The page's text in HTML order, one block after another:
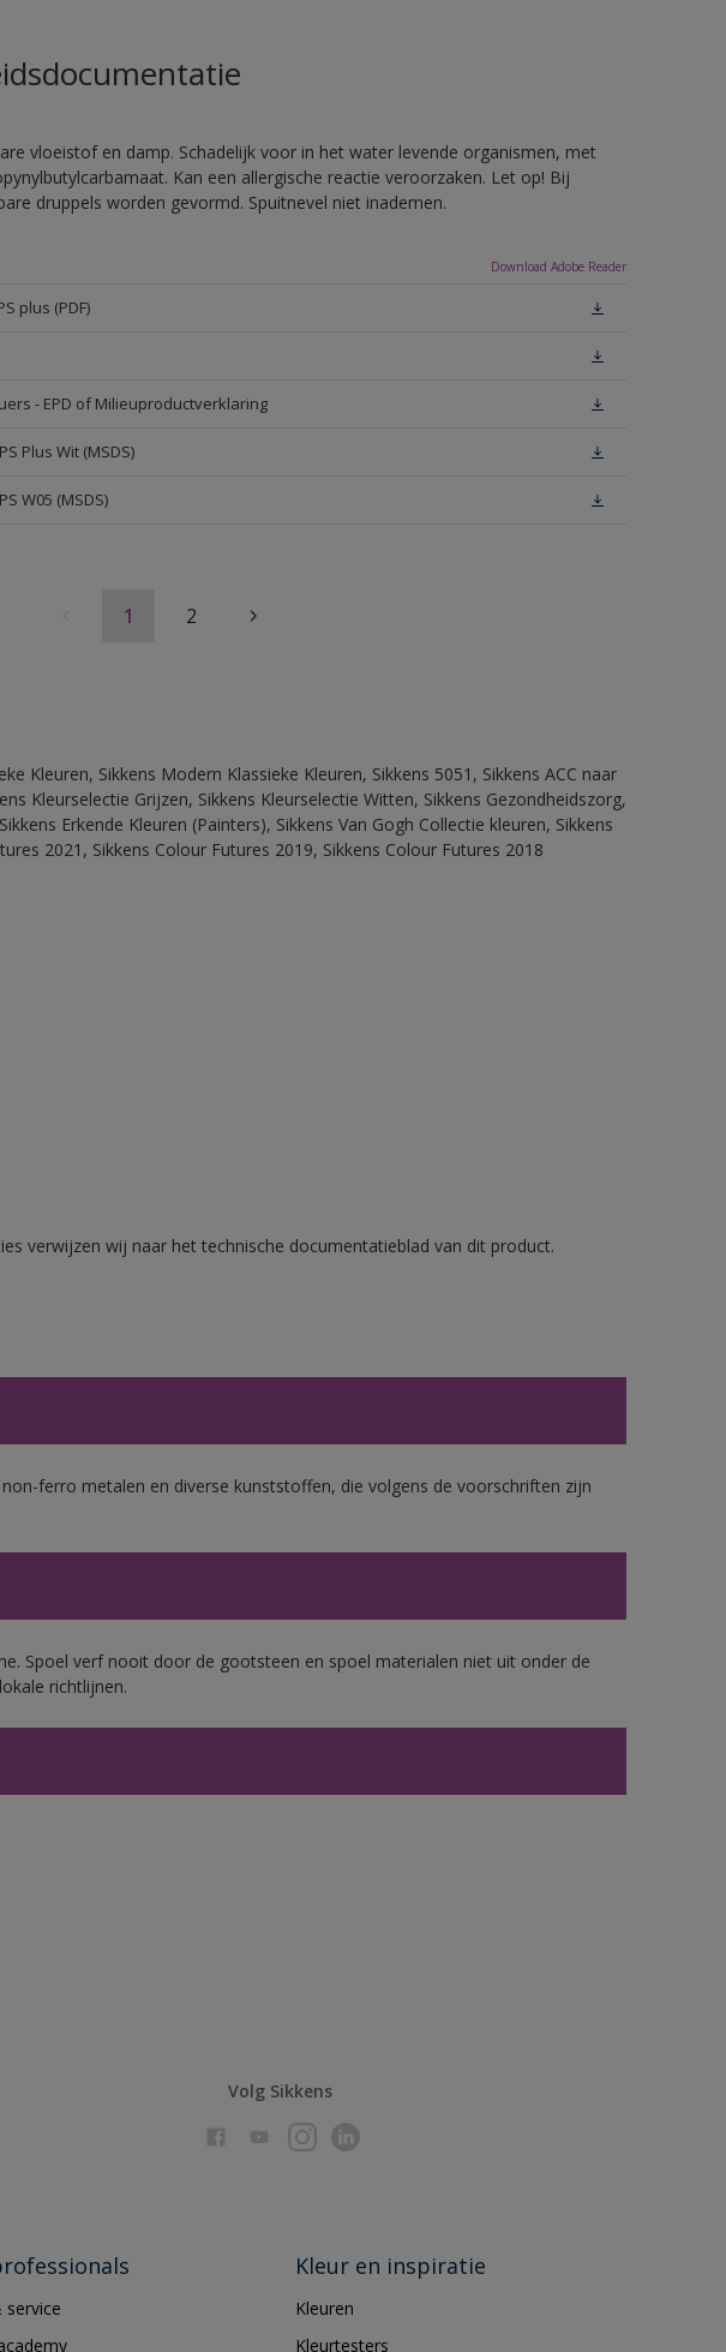
vloeistof en damp. Schadelijk voor in het water levende organismen, met
Kan een allergische reactie veroorzaken. Let op! Bij
druppels worden gevormd. Spuitnevel niet inademen.
Download Adobe Reader
plus (PDF)
- EPD of Milieuproductverklaring
Plus Wit (MSDS)
W05 (MSDS)
1 2
Kleuren, Sikkens Modern Klassieke Kleuren, Sikkens 5051, Sikkens ACC naar
Kleurselectie Grijzen, Sikkens Kleurselectie Witten, Sikkens Gezondheidszorg,
Erkende Kleuren (Painters), Sikkens Van Gogh Collectie kleuren, Sikkens
2021, Sikkens Colour Futures 2019, Sikkens Colour Futures 2018
verwijzen wij naar het technische documentatieblad van dit product.
ferro metalen en diverse kunststoffen, die volgens de voorschriften zijn
Spoel verf nooit door de gootsteen en spoel materialen niet uit onder de
richtlijnen.
Volg Sikkens
service
Kleur en inspiratie
Kleuren
Kleurtesters